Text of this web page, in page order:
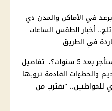
في الأماكن والمدن دي
أخبار الطقس الساعات
في الطريق
هل يُطرد المستأجر بعد 5 سنوات؟.. تفاصيل
والخطوات القادمة ترويها
للمواطنين.. "نقترب من